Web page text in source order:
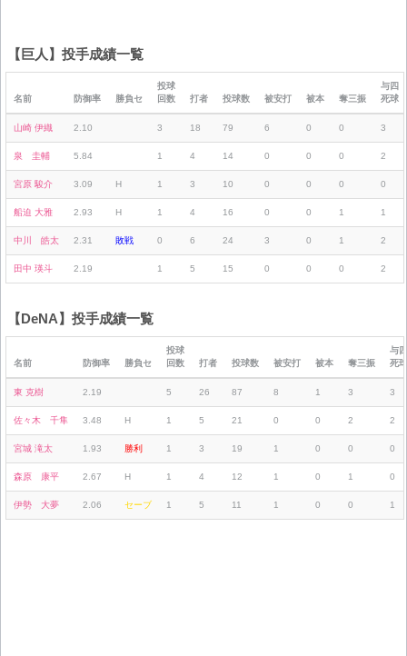
【巨人】投手成績一覧
名前 防御率 勝負セ
投球
回数
打者 投球数 被安打 被本 奪三振
与四
死球
山崎 伊織 2.10 3 18 79 6 0 0 3
泉 圭輔 5.84 1 4 14 0 0 0 2
宮原 駿介 3.09 H 1 3 10 0 0 0 0
船迫 大雅 2.93 H 1 4 16 0 0 1 1
中川 皓太 2.31 敗戦 0 6 24 3 0 1 2
田中 瑛斗 2.19 1 5 15 0 0 0 2
【DeNA】投手成績一覧
名前 防御率 勝負セ
投球
回数
打者 投球数 被安打 被本 奪三振
与四
死球
東 克樹 2.19 5 26 87 8 1 3 3
佐々木 千隼 3.48 H 1 5 21 0 0 2 2
宮城 滝太 1.93 勝利 1 3 19 1 0 0 0
森原 康平 2.67 H 1 4 12 1 0 1 0
伊勢 大夢 2.06 セーブ 1 5 11 1 0 0 1